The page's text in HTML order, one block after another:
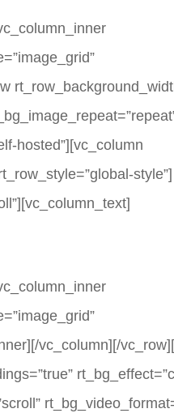
hosted”][vc_column
style”]
vc_column][/